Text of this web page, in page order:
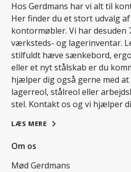
Hos Gerdmans har vi alt til
Her finder du et stort udvalg
kontormøbler. Vi har desuden
værksteds- og lagerinventar.
stilfuldt hæve sænkebord,
eller et nyt stålskab er du
hjælper dig også gerne med
lagerreol, stålreol eller
stel. Kontakt os og vi hjælper
LÆS MERE
Om os
Mød Gerdmans